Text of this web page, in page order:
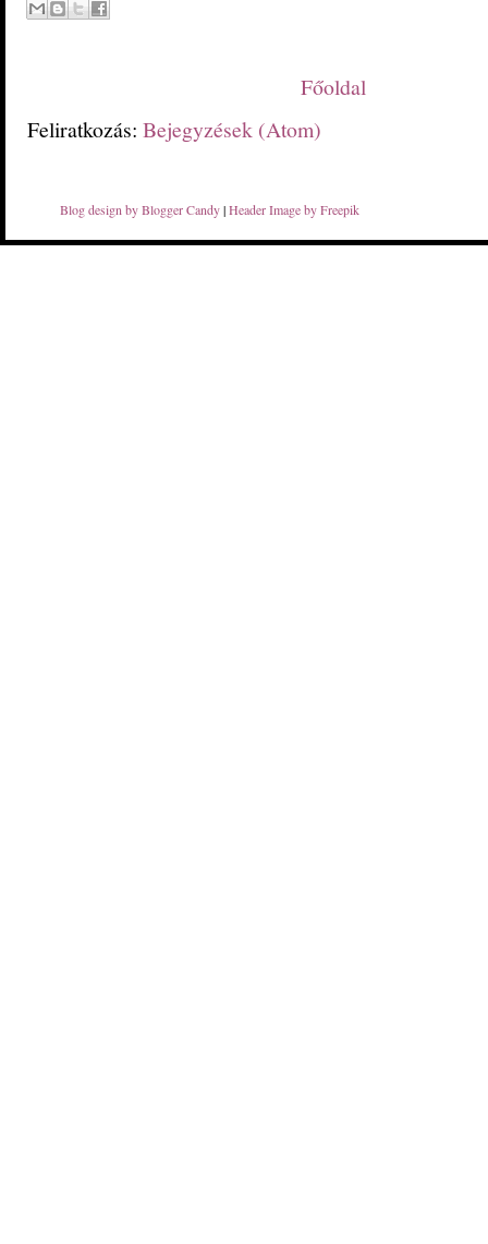
Főoldal
Feliratkozás: Bejegyzések (Atom)
Blog design by Blogger Candy|Header Image by Freepik